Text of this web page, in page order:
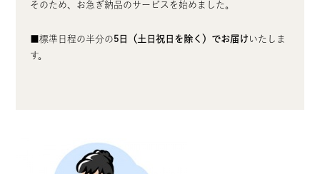
そのため、お急ぎ納品のサービスを始めました。
■標準日程の半分の5日（土日祝日を除く）でお届けいたしま
す。